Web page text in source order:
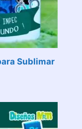
Sublimar